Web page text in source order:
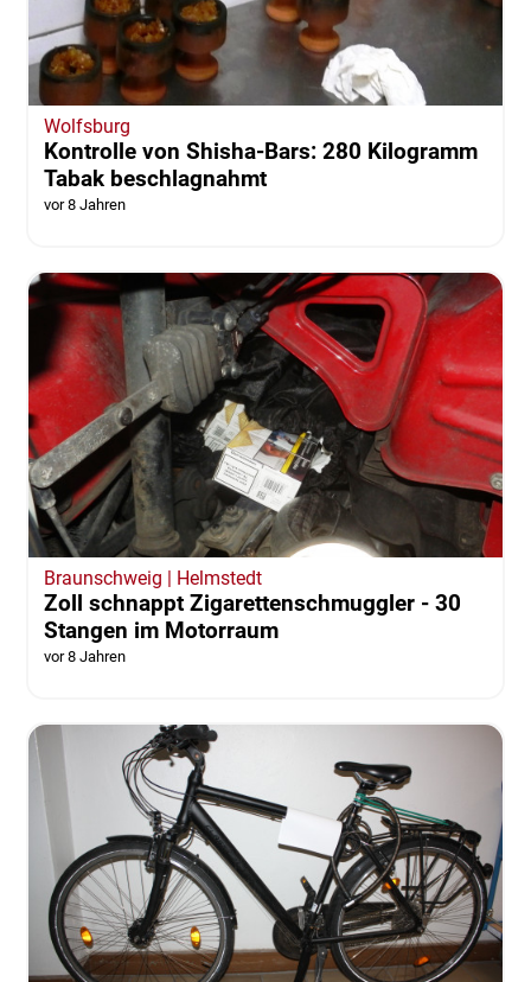
Wolfsburg
Kontrolle von Shisha-Bars: 280 Kilogramm
Tabak beschlagnahmt
vor 8 Jahren
Braunschweig | Helmstedt
Zoll schnappt Zigarettenschmuggler - 30
Stangen im Motorraum
vor 8 Jahren